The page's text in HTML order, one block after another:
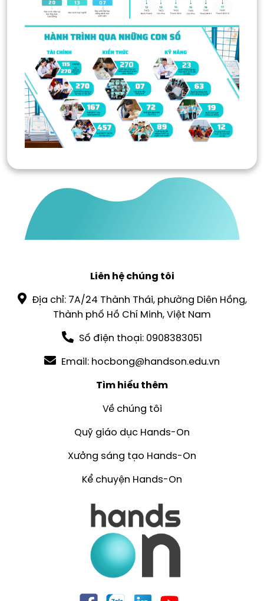
Liên hệ chúng tôi
Địa chỉ: 7A/24 Thành Thái, phường Diên Hồng,
Thành phố Hồ Chí Minh, Việt Nam
Số điện thoại: 0908383051
Email: hocbong@handson.edu.vn
Tìm hiểu thêm
Về chúng tôi
Quỹ giáo dục Hands-On
Xưởng sáng tạo Hands-On
Kể chuyện Hands-On